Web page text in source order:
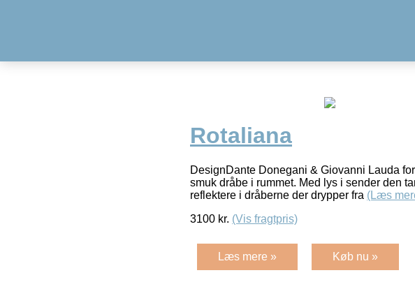
Rotaliana
DesignDante Donegani & Giovanni Lauda
smuk dråbe i rummet. Med lys i sender den
reflektere i dråberne der drypper fra (Læs
3100 kr. (Vis fragtpris)
Læs mere » Køb nu »